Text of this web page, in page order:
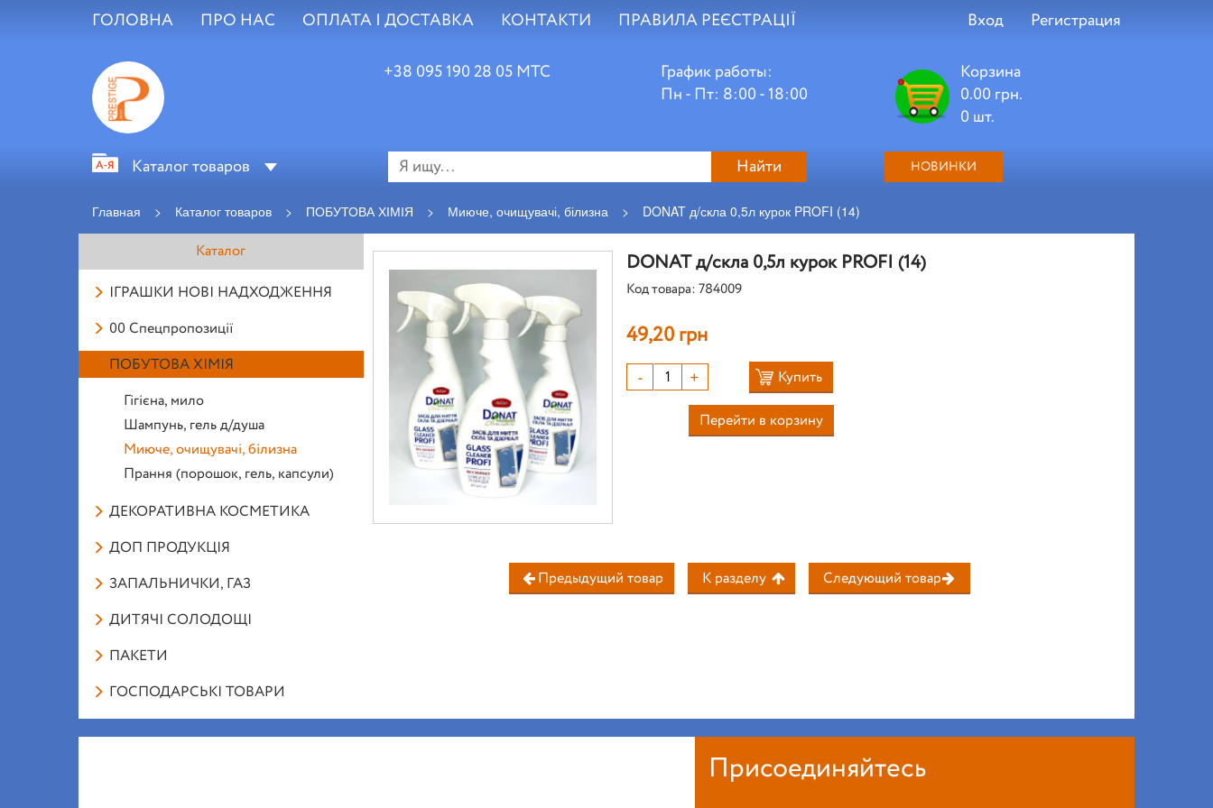
ГОЛОВНА ПРО НАС ОПЛАТА І ДОСТАВКА КОНТАКТИ ПРАВИЛА РЕЄСТРАЦІЇ Вход Регистрация
Корзина
0.00 грн.
0 шт.
+38 095 190 28 05 МТС
График работы:
Пн - Пт: 8:00 - 18:00
Найти
Каталог товаров НОВИНКИ
Главная > Каталог товаров > ПОБУТОВА ХІМІЯ > Миюче, очищувачі, білизна > DONAT д/скла 0,5л курок PROFI (14)
Каталог
ІГРАШКИ НОВІ НАДХОДЖЕННЯ
00 Спецпропозиції
ПОБУТОВА ХІМІЯ
Гігієна, мило
Шампунь, гель д/душа
Миюче, очищувачі, білизна
Прання (порошок, гель, капсули)
ДЕКОРАТИВНА КОСМЕТИКА
ДОП ПРОДУКЦІЯ
ЗАПАЛЬНИЧКИ, ГАЗ
ДИТЯЧІ СОЛОДОЩІ
ПАКЕТИ
ГОСПОДАРСЬКІ ТОВАРИ
DONAT д/скла 0,5л курок PROFI (14)
Код товара: 784009
49,20 грн
- + Купить
Перейти в корзину
Предыдущий товар К разделу Следующий товар
Присоединяйтесь